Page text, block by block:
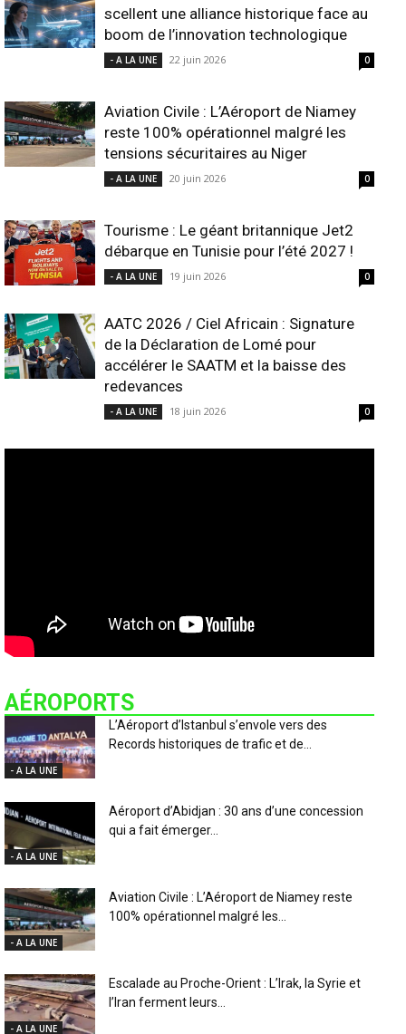
scellent une alliance historique face au
boom de l’innovation technologique
- A LA UNE 22 juin 2026 0
Aviation Civile : L’Aéroport de Niamey
reste 100% opérationnel malgré les
tensions sécuritaires au Niger
- A LA UNE 20 juin 2026 0
Tourisme : Le géant britannique Jet2
débarque en Tunisie pour l’été 2027 !
- A LA UNE 19 juin 2026 0
AATC 2026 / Ciel Africain : Signature
de la Déclaration de Lomé pour
accélérer le SAATM et la baisse des
redevances
- A LA UNE 18 juin 2026 0
AÉROPORTS
- A LA UNE
L’Aéroport d’Istanbul s’envole vers des
Records historiques de trafic et de...
- A LA UNE
Aéroport d’Abidjan : 30 ans d’une concession
qui a fait émerger...
- A LA UNE
Aviation Civile : L’Aéroport de Niamey reste
100% opérationnel malgré les...
- A LA UNE
Escalade au Proche-Orient : L’Irak, la Syrie et
l’Iran ferment leurs...